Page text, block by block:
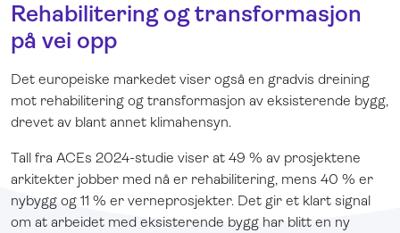
Rehabilitering og transformasjon
på vei opp
Det europeiske markedet viser også en gradvis dreining
mot rehabilitering og transformasjon av eksisterende bygg,
drevet av blant annet klimahensyn.
Tall fra ACEs 2024-studie viser at 49 % av prosjektene
arkitekter jobber med nå er rehabilitering, mens 40 % er
nybygg og 11 % er verneprosjekter. Det gir et klart signal
om at arbeidet med eksisterende bygg har blitt en ny